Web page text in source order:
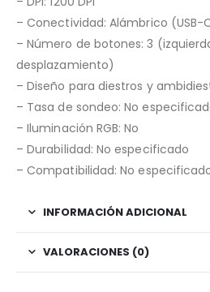
– Conectividad: Alámbrico (USB-
– Número de botones: 3
desplazamiento)
– Diseño para diestros y
– Tasa de sondeo: No
– Iluminación RGB: No
– Durabilidad: No especificado
– Compatibilidad: No
INFORMACIÓN ADICIONAL
VALORACIONES (0)